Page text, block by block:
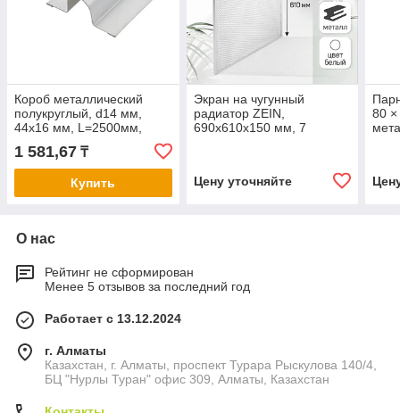
Короб металлический
полукруглый, d14 мм,
44х16 мм, L=2500мм,
1 581,67 ₸
Купить
Экран на чугунный
радиатор ZEIN,
690х610х150 мм, 7
Цену уточняйте
80
О нас
Рейтинг не сформирован
Менее 5 отзывов за последний год
Работает с 13.12.2024
г. Алматы
Казахстан, г. Алматы, проспект Турара Рыскулова 140/4,
БЦ "Нурлы Туран" офис 309, Алматы, Казахстан